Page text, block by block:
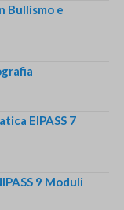
Bullismo e
EIPASS 7
9 Moduli